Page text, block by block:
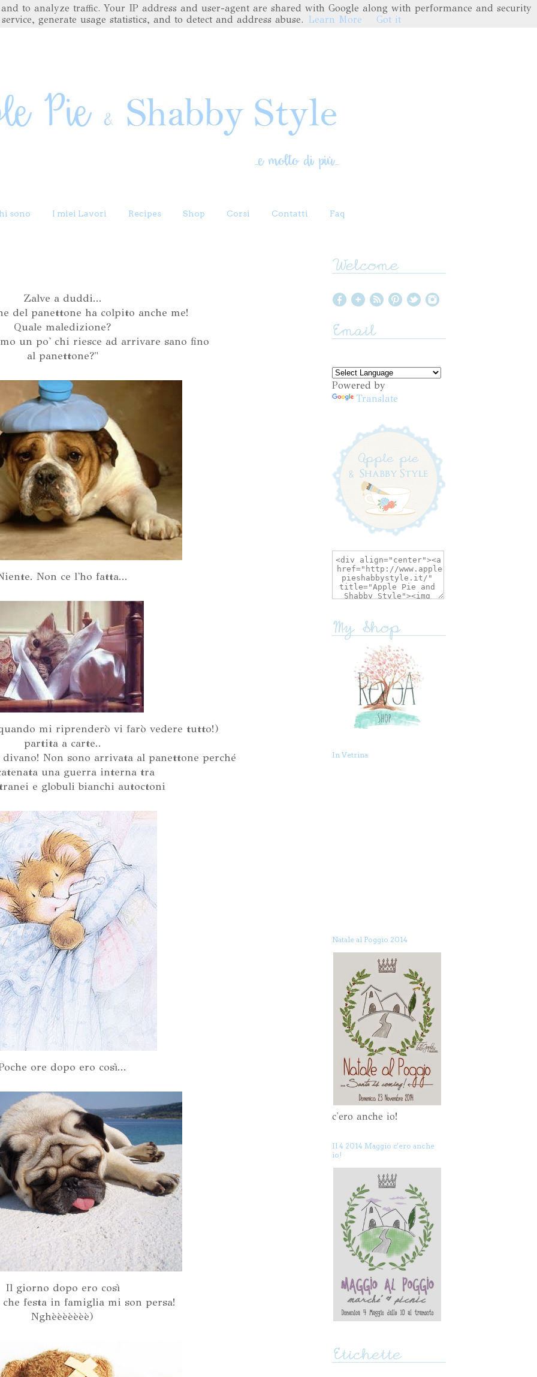
sono I miei Lavori Recipes Shop Corsi Contatti Faq
Zalve a duddi...
del panettone ha colpito anche me!
Quale maledizione?
un po' chi riesce ad arrivare sano fino
al panettone?"
Non ce l'ho fatta...
mi riprenderò vi farò vedere tutto!)
partita a carte..
Non sono arrivata al panettone perché
una guerra interna tra
e globuli bianchi autoctoni
ore dopo ero così...
Il giorno dopo ero così
che festa in famiglia mi son persa!
Nghèèèèèèè)
Powered by
Translate
In Vetrina
Natale al Poggio 2014
c'ero anche io!
Il 4 2014 Maggio c'ero anche
io!
to analyze traffic. Your IP address and user-agent are shared with Google along with performance and security
generate usage statistics, and to detect and address abuse. Learn More Got it